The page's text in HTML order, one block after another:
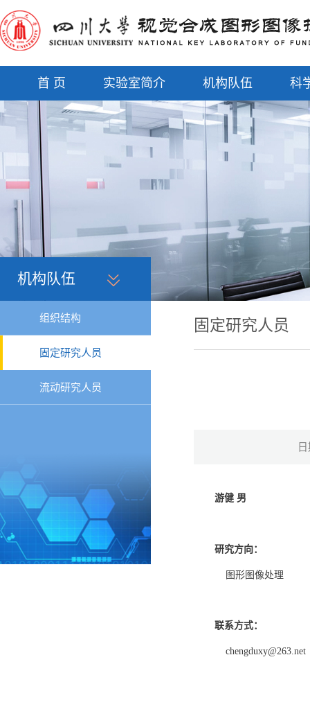
首 页 实验室简介 机构队伍 科
机构队伍
组织结构
固定研究人员
流动研究人员
固定研究人员
游健 男
研究方向：
图形图像处理
联系方式：
chengduxy@263.net